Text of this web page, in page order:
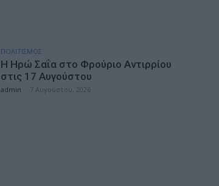
ΠΟΛΙΤΙΣΜΟΣ
Η Ηρώ Σαΐα στο Φρούριο Αντιρρίου
στις 17 Αυγούστου
admin 7 Αυγούστου, 2026